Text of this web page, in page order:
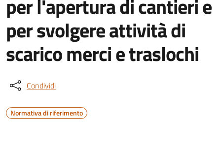
per l'apertura di cantieri e
per svolgere attività di
scarico merci e traslochi
Condividi
Normativa di riferimento